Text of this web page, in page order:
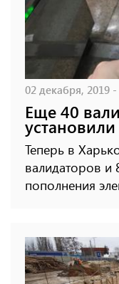
02 декабря, 2019
Еще 40
Теперь в
валидаторов и
пополнения